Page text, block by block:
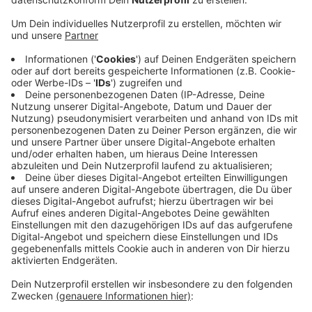
Drachen nur da steigen zu lassen, wo keine
Stromleitungen in der Nähe sind. Wenn ein Drachen in
einer Stromleitung hängen bleibe, bestehe
Lebensgefahr, warnt Westnetz. Deshalb empfiehlt der
Netzbetreiber einen Abstand von 500 Metern zu
Stromleitungen einzuhalten und die Drachenschnur
nicht länger als 100 Meter sein zu lassen. Wenn doch
mal ein Drachen in einer Leitung hängen bleibe, sollte
man ihn auf keinen Fall selbst zurückholen, sondern
lieber Westnetz kontaktieren. Westnetz unter der
Telefonnummer 0800 4112244 informieren.
Anzeige